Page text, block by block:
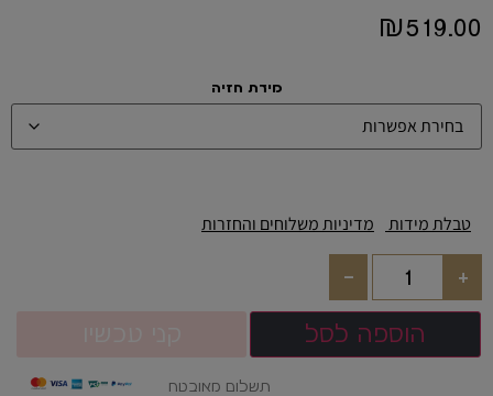
₪519.00
מידת חזיה
טבלת מידות מדיניות משלוחים והחזרות
+
-
הוספה לסל
תשלום מאובטח